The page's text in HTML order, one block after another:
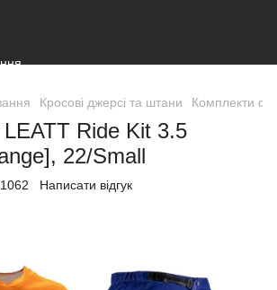
Кросові джерсі та штани Комплекти
Ride Kit 3.5
22/Small
Написати відгук